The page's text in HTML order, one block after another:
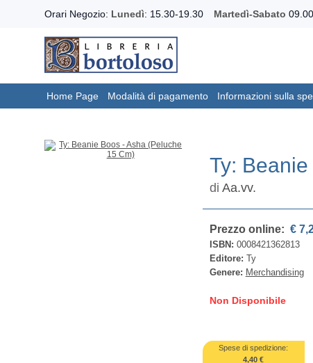
Orari Negozio: Lunedì: 15.30-19.30 Martedì-Sabato
Home Page Modalità di pagamento Informazioni sulla
Ty:
di Aa.vv.
Prezzo online: €
ISBN: 0008421362813
Editore: Ty
Genere: Merchandising
Non Disponibile
Spese di spedizione:
4,40 €